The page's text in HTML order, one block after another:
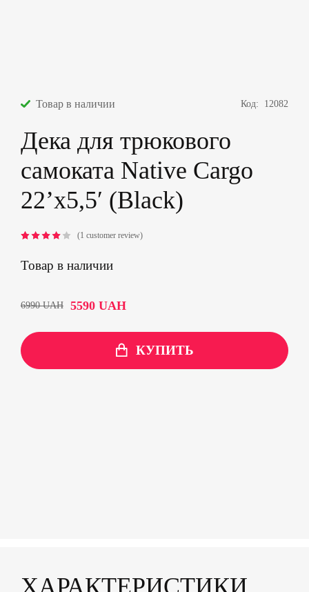
Товар в наличии Код: 12082
Дека для трюкового
самоката Native Cargo
22’x5,5′ (Black)
4.00
out of
on
customer
(1 customer review)
Товар в наличии
6990UAH 5590 UAH
КУПИТЬ
ХАРАКТЕРИСТИКИ